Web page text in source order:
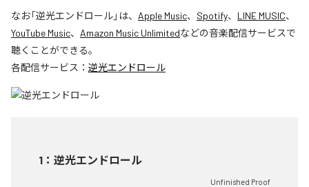
なお「逆光エンドロール」は、 Apple Music、 Spotify、 LINE MUSIC、
YouTube Music、 Amazon Music Unlimitedなどの音楽配信サービスで
聴くことができる。
各配信サービス： 逆光エンドロール
1 ： 逆光エンドロール
Unfinished Proof